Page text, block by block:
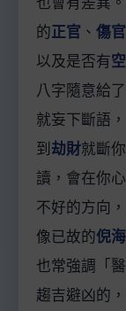
的正官 、 傷官
以及是否有
八字隨意給
就妄下斷語
到 劫財就斷
讀，會在你
不好的方向
像已故的倪
也常強調「
趨吉避凶的